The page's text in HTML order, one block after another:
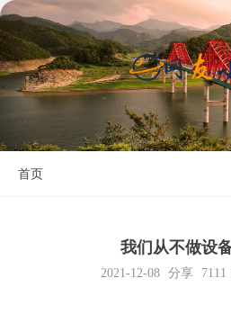
首页
我们从不做设
2021-12-08 分享 7111